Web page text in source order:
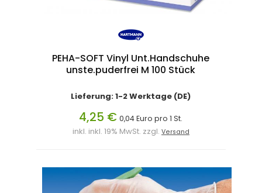
PEHA-SOFT Vinyl Unt.Handschuhe
unste.puderfrei M 100 Stück
Lieferung: 1-2 Werktage (DE)
4,25 € 0,04 Euro pro 1 St.
inkl. inkl. 19% MwSt. zzgl. Versand